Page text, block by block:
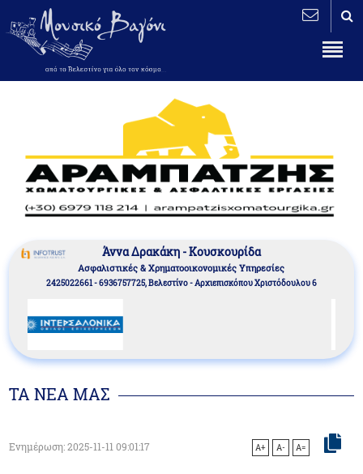
Άννα Δρακάκη - Κουσκουρίδα
Aσφαλιστικές & Χρηματοοικονομικές Υπηρεσίες
2425022661 - 6936757725, Βελεστίνο - Αρχιεπισκόπου Χριστόδουλου 6
ΤΑ ΝΕΑ ΜΑΣ
Ενημέρωση: 2025-11-11 09:01:17 A+ A- A=